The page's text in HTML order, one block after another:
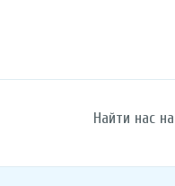
Найти нас на